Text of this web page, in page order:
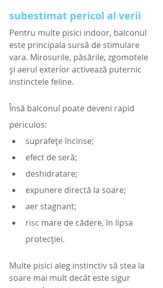
subestimat pericol al verii
Pentru multe pisici indoor, balconul
este principala sursă de stimulare
vara. Mirosurile, păsările, zgomotele
și aerul exterior activează puternic
instinctele feline.
Însă balconul poate deveni rapid
periculos:
suprafețe încinse;
efect de seră;
deshidratare;
expunere directă la soare;
aer stagnant;
risc mare de cădere, în lipsa
protecției.
Multe pisici aleg instinctiv să stea la
soare mai mult decât este sigur